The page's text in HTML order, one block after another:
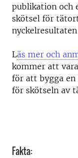
publikation och
skötsel för
Läs mer och
kommer att
för att bygga
för skötseln av
Fakta: